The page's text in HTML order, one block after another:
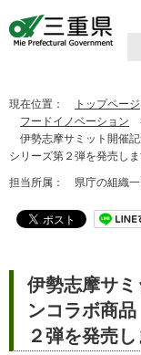
現在位置： トップページ
フードイノベーション
伊勢志摩サミット開催記
シリーズ第２弾を発売しま
担当所属： 県庁の組織
伊勢志摩サ
ンコラボ商
２弾を発売し